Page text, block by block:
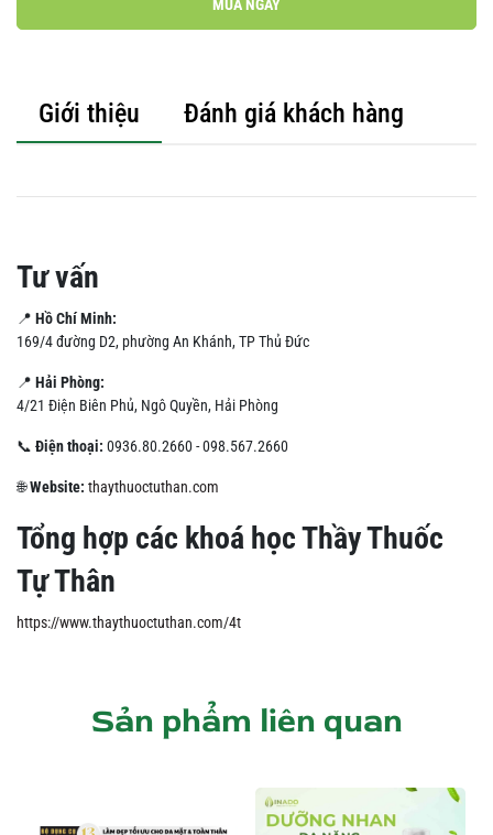
MUA NGAY
Giới thiệu Đánh giá khách hàng
Tư vấn
📍 Hồ Chí Minh:
169/4 đường D2, phường An Khánh, TP Thủ Đức
📍 Hải Phòng:
4/21 Điện Biên Phủ, Ngô Quyền, Hải Phòng
📞 Điện thoại: 0936.80.2660 - 098.567.2660
🌐Website: thaythuoctuthan.com
Tổng hợp các khoá học Thầy Thuốc
Tự Thân
https://www.thaythuoctuthan.com/4t
Sản phẩm liên quan